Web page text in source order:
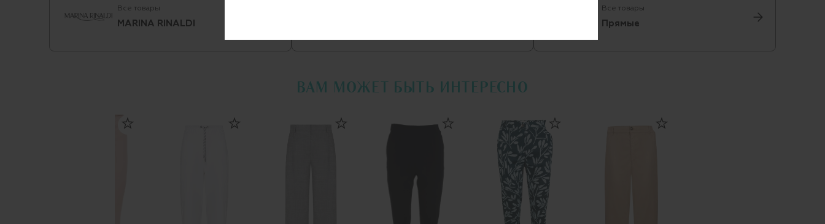
Все товары
MARINA RINALDI
Все товары
Прямые
ВАМ МОЖЕТ БЫТЬ ИНТЕРЕСНО